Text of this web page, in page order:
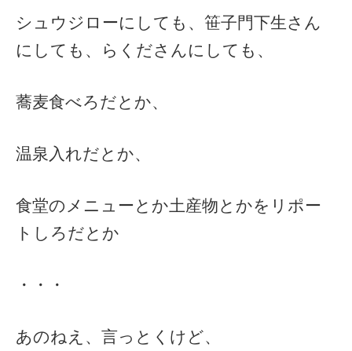
シュウジローにしても、笹子門下生さん
にしても、らくださんにしても、
蕎麦食べろだとか、
温泉入れだとか、
食堂のメニューとか土産物とかをリポー
トしろだとか
・・・
あのねえ、言っとくけど、